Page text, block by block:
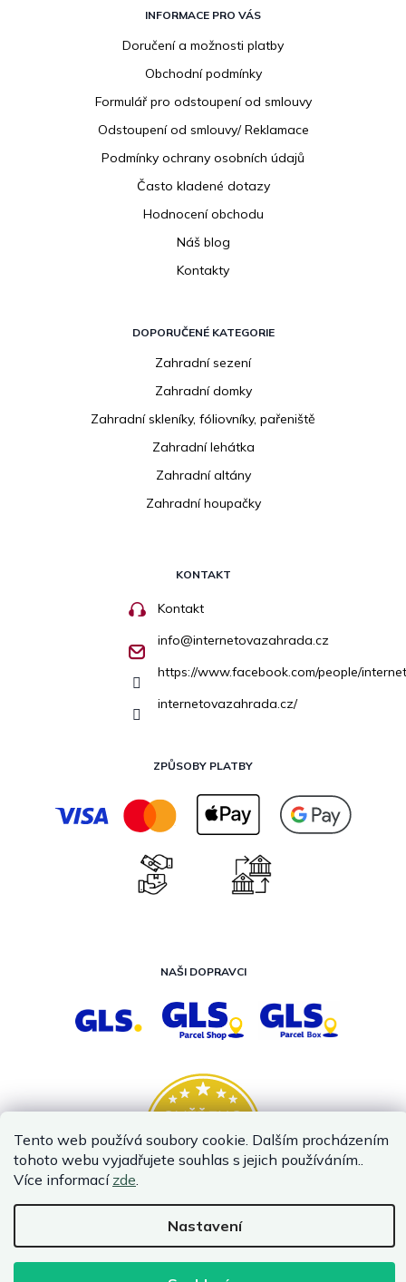
Tento web používá soubory cookie. Dalším procházením
tohoto webu vyjadřujete souhlas s jejich používáním..
Více informací zde.
Nastavení
INFORMACE PRO VÁS
Doručení a možnosti platby
Obchodní podmínky
Formulář pro odstoupení od smlouvy
Odstoupení od smlouvy/ Reklamace
Podmínky ochrany osobních údajů
Často kladené dotazy
Hodnocení obchodu
Náš blog
Kontakty
DOPORUČENÉ KATEGORIE
Zahradní sezení
Zahradní domky
Zahradní skleníky, fóliovníky, pařeniště
Zahradní lehátka
Zahradní altány
Zahradní houpačky
KONTAKT
Kontakt
info@internetovazahrada.cz
https://www.facebook.com/people/
internetovazahrada.cz/
ZPŮSOBY PLATBY
NAŠI DOPRAVCI